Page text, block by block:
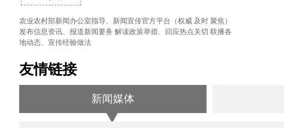
农业农村部新闻办公室指导、新闻宣传官方平台（权威 及时 聚焦）
发布信息资讯、报道新闻要务 解读政策举措、回应热点关切 联播各
地动态、宣传经验做法
友情链接
新闻媒体